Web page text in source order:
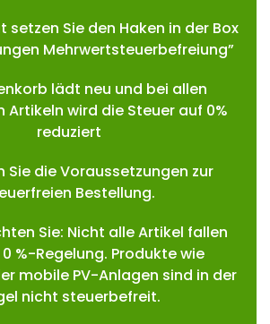
setzen Sie den Haken in der Box
Mehrwertsteuerbefreiung”
lädt neu und bei allen
wird die Steuer auf 0%
reduziert
Sie die Voraussetzungen zur
Bestellung.
Sie: Nicht alle Artikel fallen
%-Regelung. Produkte wie
mobile PV-Anlagen sind in der
nicht steuerbefreit.